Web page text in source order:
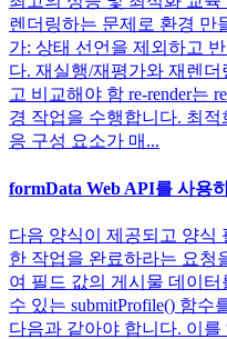
렌더링하는 문제로 환경 만
가: 상태 선언을 제외하고
다. 재실행/재평가와 재렌
고 비교해야 함 re-render는
경 작업을 수행합니다. 최
응 구성 요소가 매...
formData Web API를 사용
다음 양식이 제공되고 양식
한 작업을 완료하라는 요청
여 필드 값의 게시물 데이
수 있는 submitProfile() 함
다음과 같아야 합니다. 이를